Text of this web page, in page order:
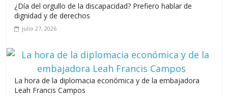
¿Día del orgullo de la discapacidad? Prefiero hablar de
dignidad y de derechos
julio 27, 2026
La hora de la diplomacia económica y de la embajadora
Leah Francis Campos